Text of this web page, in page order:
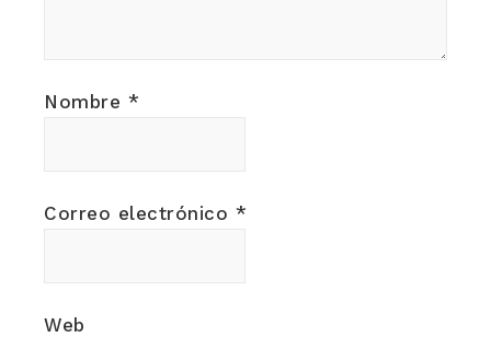
Nombre *
Correo electrónico *
Web